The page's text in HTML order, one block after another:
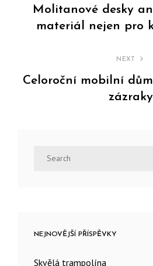
pro
příspěvek
Molitanové desky
materiál nejen pro
NEXT
Celoroční mobilní
zázraky
NEJNOVĚJŠÍ PŘÍSPĚVKY
Skvělá trampolína